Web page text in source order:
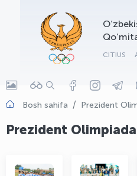
CITIUS
Bosh sahifa Prezident
Prezident
OLYMPCHIK AI -
Onlayn · olympic.uz